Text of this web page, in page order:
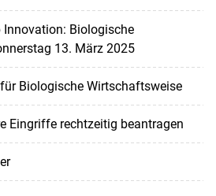
Innovation: Biologische
13. März 2025
Biologische Wirtschaftsweise
Eingriffe rechtzeitig beantragen